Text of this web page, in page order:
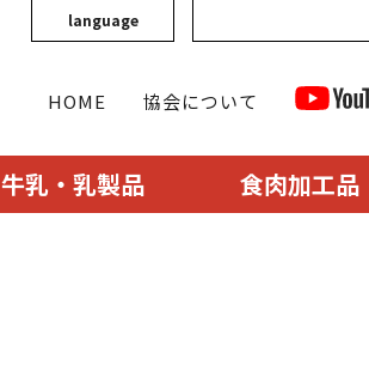
language
HOME 協会について
牛乳・乳製品 食肉加工品